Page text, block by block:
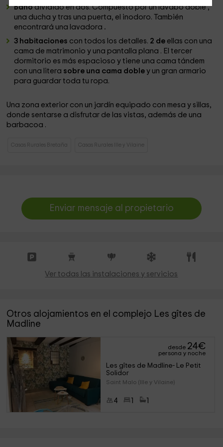
Bañodividido en dos. Compuesto por un lavabo doble ,
una ducha y tras una puerta, el inodoro. También
encontrará una lavadora .
3 habitaciones con todos los detalles. 2 de ellas con una
cama de matrimonio y una pantalla plana . El tercer
dormitorio es más espacioso y tiene una cama tándem
con una litera sobre una cama dobley un gran armario
para guardar toda tu ropa.
Una zona exterior con un jardín equipado con mesa y sillas,
donde sentarse a disfrutar de las vistas, además de una
barbacoa .
Casas Rurales Bretaña Casas Rurales Ille y Vilaine
Enviar mensaje al propietario
Ver todas las instalaciones y servicios
Otros alojamientos en el complejo Les gîtes de
Madline
desde 24€
persona y noche
Les gîtes de Madline- Le Petit
Solidor
Saint Malo (Ille y Vilaine)
4